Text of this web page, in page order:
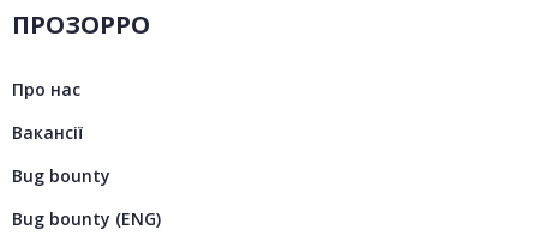
ПРОЗОРРО
Про нас
Вакансії
Bug bounty
Bug bounty (ENG)